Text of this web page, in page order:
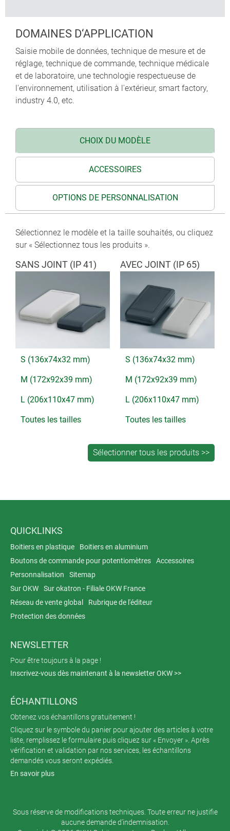
DOMAINES D‘APPLICATION
Saisie mobile de données, technique de mesure et de
réglage, technique de commande, technique médicale
et de laboratoire, une technologie respectueuse de
l'environnement, utilisation à l'extérieur, smart factory,
industry 4.0, etc.
CHOIX DU MODÈLE
ACCESSOIRES
OPTIONS DE PERSONNALISATION
Sélectionnez le modèle et la taille souhaités, ou cliquez
sur « Sélectionnez tous les produits ».
SANS JOINT (IP 41)
S (136x74x32 mm)
M (172x92x39 mm)
L (206x110x47 mm)
Toutes les tailles
AVEC JOINT (IP 65)
S (136x74x32 mm)
M (172x92x39 mm)
L (206x110x47 mm)
Toutes les tailles
QUICKLINKS
Boitiers en plastique
Boitiers en aluminium
Boutons de commande pour potentiomètres
Accessoires
Personnalisation
Sitemap
Sur OKW
Sur okatron - Filiale OKW France
Réseau de vente global
Rubrique de l'éditeur
Protection des données
NEWSLETTER
Pour être toujours à la page !
Inscrivez-vous dès maintenant à la newsletter OKW >>
ÉCHANTILLONS
Obtenez vos échantillons gratuitement !
Cliquez sur le symbole du panier pour ajouter des articles à votre
liste, remplissez le formulaire puis cliquez sur « Envoyer ». Après
vérification et validation par nos services, les échantillons
demandés vous seront expédiés.
En savoir plus
Sous réserve de modifications techniques. Toute erreur ne justifie
aucune demande d’indemnisation.